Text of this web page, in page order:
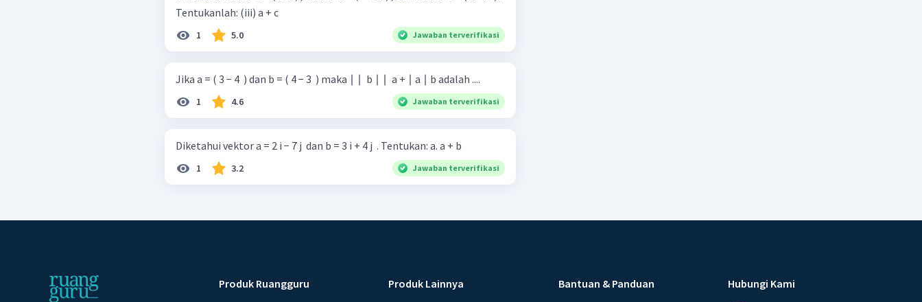
Tentukanlah: (iii) a + c
1 5.0 Jawaban terverifikasi
Jika a = ( 3 − 4 ​ ) dan b = ( 4 − 3 ​ ) maka ∣ ∣ ​ b ∣ ∣ ​ a + ∣ a ∣ b adalah ....
1 4.6 Jawaban terverifikasi
Diketahui vektor a = 2 i − 7 j ​ dan b = 3 i + 4 j ​ . Tentukan: a. a + b
1 3.2 Jawaban terverifikasi
Produk Ruangguru Produk Lainnya Bantuan & Panduan Hubungi Kami